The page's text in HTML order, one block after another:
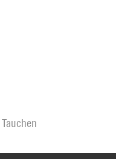
Tauchen